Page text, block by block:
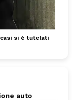
si è tutelati
auto